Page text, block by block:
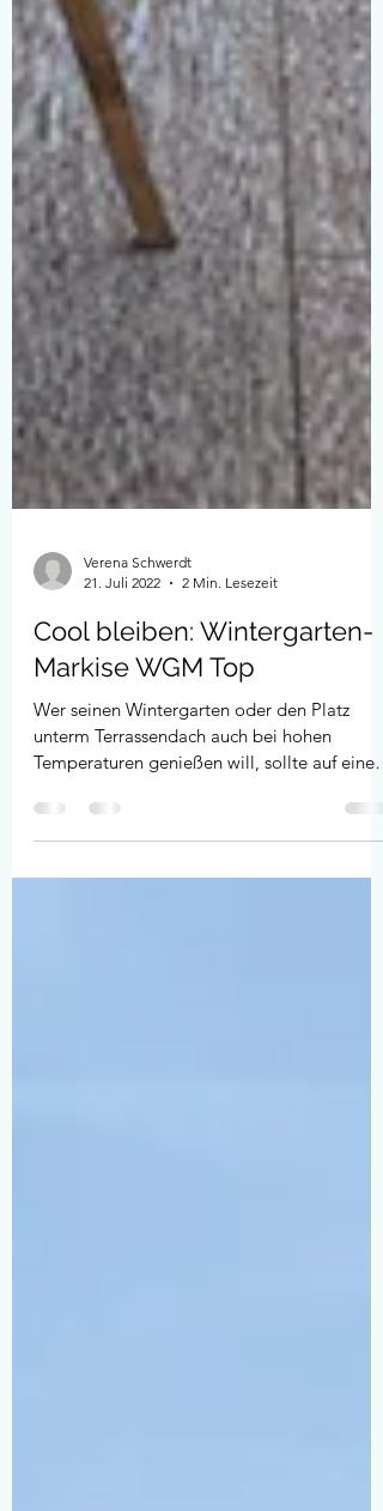
21. Juli 2022
2 Min. Lesezeit
Cool bleiben: Wintergarten-
Markise WGM Top
Wer seinen Wintergarten oder den Platz
Temperaturen genießen will, sollte auf einen
zuverlässigen Blend-